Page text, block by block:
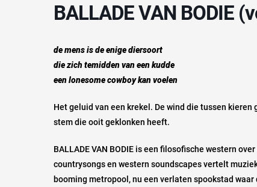
BALLADE VAN BODIE
de mens is de enige diersoort
die zich temidden van een kudde
een lonesome cowboy kan voelen
Het geluid van een krekel. De wind die tussen
stem die ooit geklonken heeft.
BALLADE VAN BODIE is een filosofische western
countrysongs en western soundscapes vertelt
booming metropool, nu een verlaten spookstad